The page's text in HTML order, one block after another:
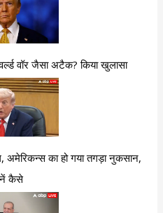
वॉर जैसा अटैक? किया खुलासा
का हो गया तगड़ा नुकसान,
कैसे